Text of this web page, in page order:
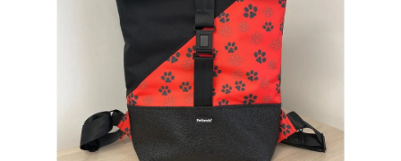
PŘIHLÁSIT SE